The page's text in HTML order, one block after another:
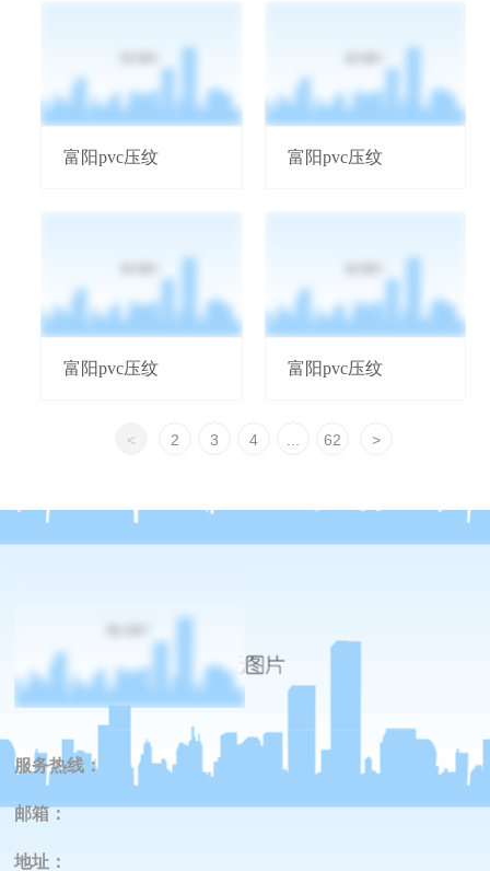
富阳pvc压纹 富阳pvc压纹
富阳pvc压纹 富阳pvc压纹
< 2 3 4 62 >
服务热线：
邮箱：
地址 ：